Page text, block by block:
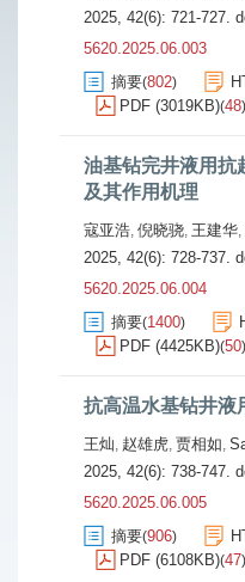
2025, 42(6): 721-727.
5620.2025.06.003
摘要(802)
PDF (3019KB)(48)
油基钻完井液用抗
及其作用机理
寇亚浩, 倪晓骁, 王建华,
2025, 42(6): 728-737.
5620.2025.06.004
摘要(1400)
PDF (4425KB)(50)
抗高温水基钻井液
王灿, 赵雄虎, 贾相如,
2025, 42(6): 738-747.
5620.2025.06.005
摘要(906)
PDF (6108KB)(47)